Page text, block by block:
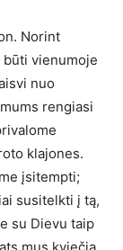
Norint
būti vienumoje
nuo
rengiasi
klajones.
įsitempti;
susitelkti į tą,
su Dievu taip